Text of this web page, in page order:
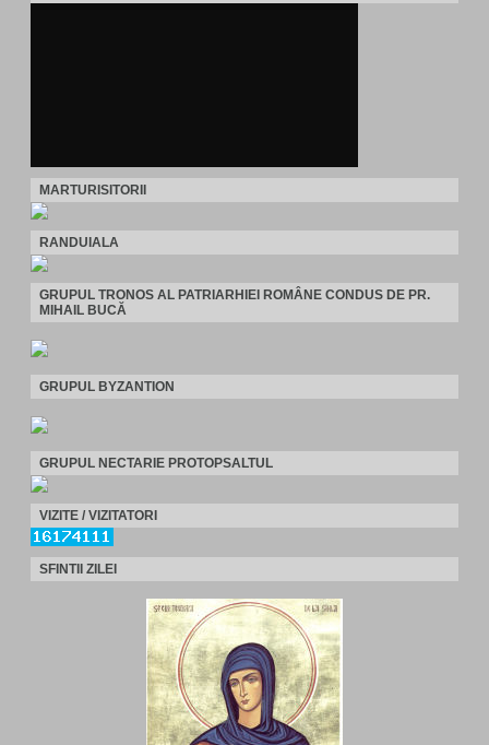
MARTURISITORII
RANDUIALA
GRUPUL TRONOS AL PATRIARHIEI ROMÂNE CONDUS DE PR.
MIHAIL BUCĂ
GRUPUL BYZANTION
GRUPUL NECTARIE PROTOPSALTUL
VIZITE / VIZITATORI
SFINTII ZILEI